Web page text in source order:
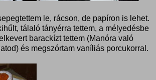
le, rácson, de papíron is lehet.
tálaló tányérra tettem, a mélyedésbe
barackízt tettem (Manóra való
és megszórtam vaníliás porcukorral.